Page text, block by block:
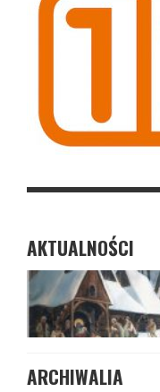
AKTUALNOŚCI
ARCHIWALIA